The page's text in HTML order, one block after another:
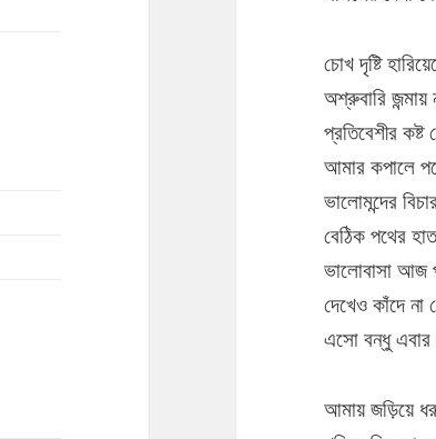
চোখ দৃষ্টি
অশ্রুবারি
প্রতিবেশীর কষ্ট
আমার কপালে
ভালোমন্দের
বেঠিক পথের
ভালোবাসা আজ
দেখেও কাঁদে না
এসো বন্ধু
আমায় জড়িয়ে